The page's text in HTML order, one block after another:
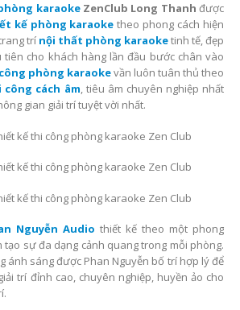
karaoke ZenClub Long Thanh được
kế phòng karaoke theo phong cách hiện
trí nội thất phòng karaoketinh tế, đẹp
tiên cho khách hàng lần đầu bước chân vào
phòng karaokevần luôn tuân thủ theo
công cách âm, tiêu âm chuyên nghiệp nhất
gian giải trí tuyệt vời nhất.
Nguyễn Audio thiết kế theo một phong
tạo sự đa dạng cảnh quang trong mỗi phòng.
ánh sáng được Phan Nguyễn bố trí hợp lý để
trí đỉnh cao, chuyên nghiệp, huyền ảo cho